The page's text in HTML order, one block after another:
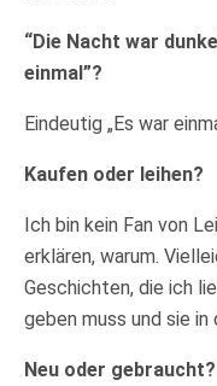
“Die Nacht war
einmal”?
Eindeutig „Es war
Kaufen oder leihen?
Ich bin kein Fan von
erklären, warum.
Geschichten, die ich
geben muss und sie
Neu oder gebraucht?